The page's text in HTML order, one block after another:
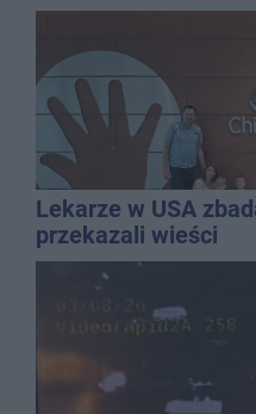
Lekarze w USA
przekazali wieści